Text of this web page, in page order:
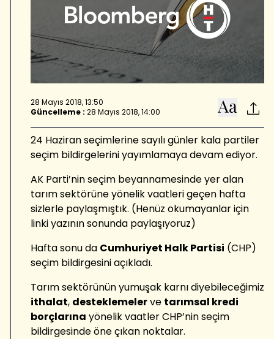
28 Mayıs 2018, 13:50
Güncelleme : 28 Mayıs 2018, 14:00
24 Haziran seçimlerine sayılı günler kala partiler
seçim bildirgelerini yayımlamaya devam ediyor.
AK Parti’nin seçim beyannamesinde yer alan
tarım sektörüne yönelik vaatleri geçen hafta
sizlerle paylaşmıştık. (Henüz okumayanlar için
linki yazının sonunda paylaşıyoruz)
Hafta sonu da Cumhuriyet Halk Partisi (CHP)
seçim bildirgesini açıkladı.
Tarım sektörünün yumuşak karnı diyebileceğimiz
ithalat, desteklemelerve tarımsal kredi
borçlarına yönelik vaatler CHP’nin seçim
bildirgesinde öne çıkan noktalar.